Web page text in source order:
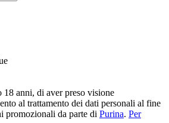
anni, di aver preso visione
al trattamento dei dati personali al fine
promozionali da parte di Purina. Per